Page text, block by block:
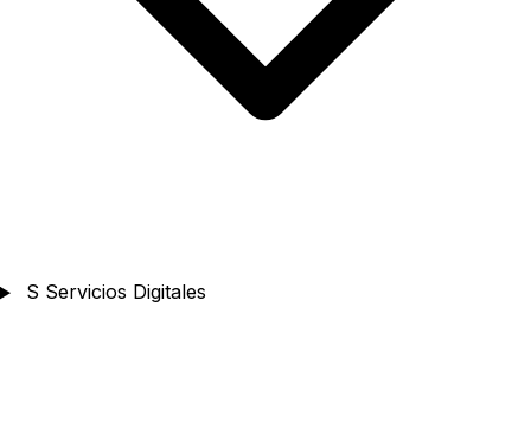
S Servicios Digitales